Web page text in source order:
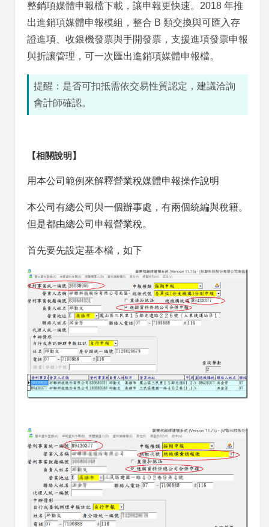
整銷項媒體申報檔下載，讓申報更快速。2018 年推
出進銷項媒體申報模組，整合 B 類交換與可匯入存
證進項、收銀機發票與手開發票，支援進項發票申報
與折讓管理，可一次匯出進銷項媒體申報檔。
提醒：是否可扣抵需依交易性質認定，建議洽詢
會計師確認。
【相關說明】
用本公司範例來解釋營業稅媒體申報操作說明
本公司有總公司與一個辦事處，有兩個統編與稅籍。
但是都由總公司申報營業稅。
首先要先設定基本檔，如下